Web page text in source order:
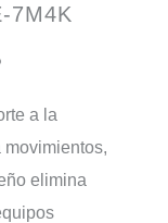
7M4K
a la
elimina